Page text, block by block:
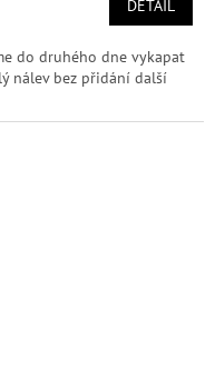
DETAIL
do druhého dne vykapat
nálev bez přidání další